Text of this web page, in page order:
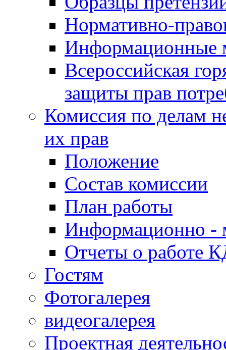
Нормативно-
Информационные
Всероссийская
защиты прав
Комиссия по делам
их прав
Положение
Состав комиссии
План работы
Информационно -
Отчеты о работе
Гостям
Фотогалерея
видеогалерея
Проектная